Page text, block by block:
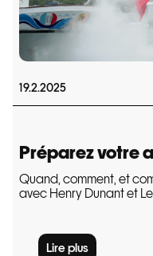
19.2.2025
Préparez votre
Quand, comment, et
avec Henry Dunant et
Lire plus